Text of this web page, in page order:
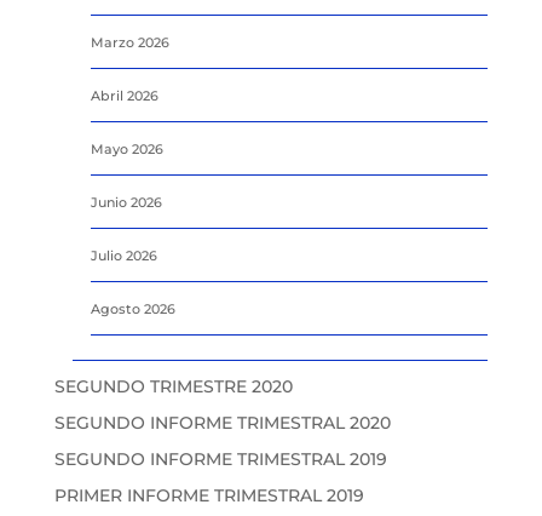
Marzo 2026
Abril 2026
Mayo 2026
Junio 2026
Julio 2026
Agosto 2026
SEGUNDO TRIMESTRE 2020
SEGUNDO INFORME TRIMESTRAL 2020
SEGUNDO INFORME TRIMESTRAL 2019
PRIMER INFORME TRIMESTRAL 2019